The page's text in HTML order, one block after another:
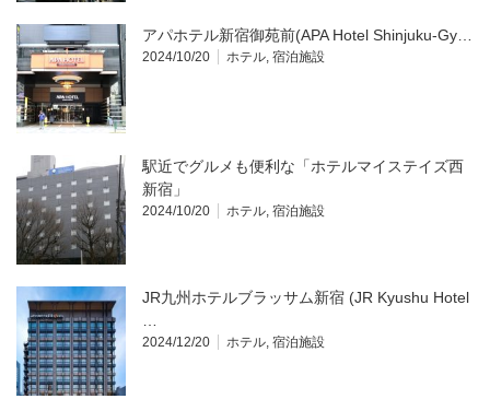
アパホテル新宿御苑前(APA Hotel Shinjuku-Gy…
2024/10/20 ホテル, 宿泊施設
駅近でグルメも便利な「ホテルマイステイズ西
新宿」
2024/10/20 ホテル, 宿泊施設
JR九州ホテルブラッサム新宿 (JR Kyushu Hotel
…
2024/12/20 ホテル, 宿泊施設